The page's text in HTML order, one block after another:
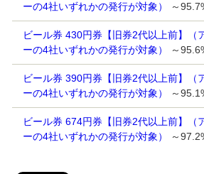
ーの4社いずれかの発行が対象）
～
ビール券 430円券【旧券2代以上前】（
ーの4社いずれかの発行が対象）
～
ビール券 390円券【旧券2代以上前】（
ーの4社いずれかの発行が対象）
～
ビール券 674円券【旧券2代以上前】（
ーの4社いずれかの発行が対象）
～